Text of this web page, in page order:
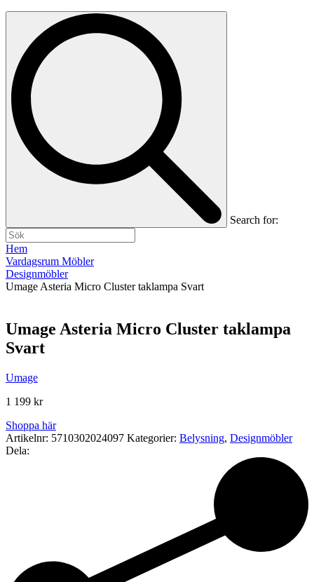
Search for:
Hem
Vardagsrum Möbler
Designmöbler
Umage Asteria Micro Cluster taklampa Svart
Umage Asteria Micro Cluster taklampa
Svart
Umage
1 199 kr
Shoppa här
Artikelnr: 5710302024097 Kategorier: Belysning, Designmöbler
Dela: